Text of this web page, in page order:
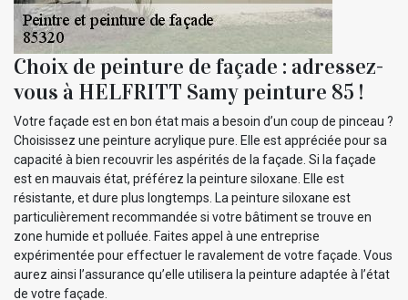
Choix de peinture de façade : adressez-
vous à HELFRITT Samy peinture 85 !
Votre façade est en bon état mais a besoin d’un coup de pinceau ?
Choisissez une peinture acrylique pure. Elle est appréciée pour sa
capacité à bien recouvrir les aspérités de la façade. Si la façade
est en mauvais état, préférez la peinture siloxane. Elle est
résistante, et dure plus longtemps. La peinture siloxane est
particulièrement recommandée si votre bâtiment se trouve en
zone humide et polluée. Faites appel à une entreprise
expérimentée pour effectuer le ravalement de votre façade. Vous
aurez ainsi l’assurance qu’elle utilisera la peinture adaptée à l’état
de votre façade.